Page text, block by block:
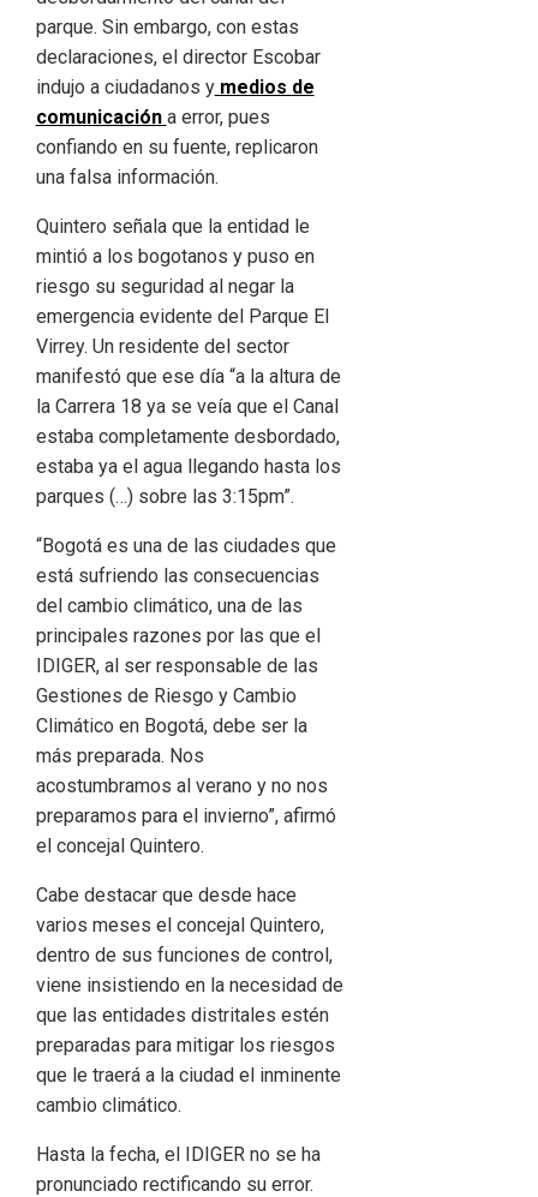
parque. Sin embargo, con estas
declaraciones, el director Escobar
indujo a ciudadanos ymedios de
comunicación a error, pues
confiando en su fuente, replicaron
una falsa información.
Quintero señala que la entidad le
mintió a los bogotanos y puso en
riesgo su seguridad al negar la
emergencia evidente del Parque El
Virrey. Un residente del sector
manifestó que ese día “a la altura de
la Carrera 18 ya se veía que el Canal
estaba completamente desbordado,
estaba ya el agua llegando hasta los
parques (…) sobre las 3:15pm”.
“Bogotá es una de las ciudades que
está sufriendo las consecuencias
del cambio climático, una de las
principales razones por las que el
IDIGER, al ser responsable de las
Gestiones de Riesgo y Cambio
Climático en Bogotá, debe ser la
más preparada. Nos
acostumbramos al verano y no nos
preparamos para el invierno”, afirmó
el concejal Quintero.
Cabe destacar que desde hace
varios meses el concejal Quintero,
dentro de sus funciones de control,
viene insistiendo en la necesidad de
que las entidades distritales estén
preparadas para mitigar los riesgos
que le traerá a la ciudad el inminente
cambio climático.
Hasta la fecha, el IDIGER no se ha
pronunciado rectificando su error.